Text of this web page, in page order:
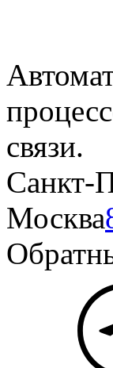
связи.
Санкт-
Москва